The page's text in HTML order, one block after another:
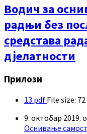
Водич за
радњи без
средстава
дјелатности
Прилози
13.pdf File size:
9. октобар 2019.
Оснивање